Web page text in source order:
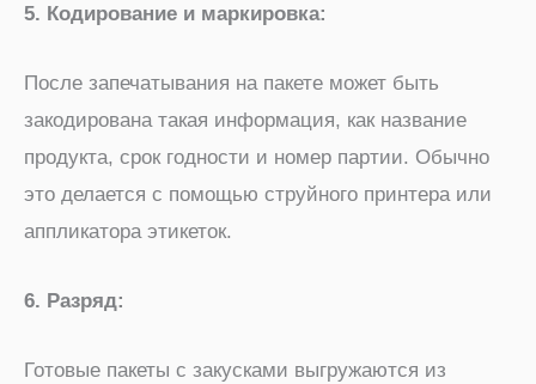
5. Кодирование и маркировка:
После запечатывания на пакете может быть
закодирована такая информация, как название
продукта, срок годности и номер партии. Обычно
это делается с помощью струйного принтера или
аппликатора этикеток.
6. Разряд:
Готовые пакеты с закусками выгружаются из